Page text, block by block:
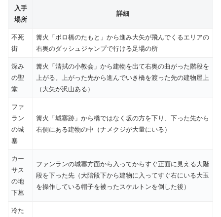
入手
場所
詳細
不死
街
篝火「ボロ橋のたもと」から進み大矢が飛んでくるエリアの
右奥のダッシュジャンプで行ける足場の所
深み
の聖
堂
篝火「清拭の小教会」から建物を出て右奥の曲がった階段を
上がる。上がった先から進んでいき橋を渡った先の建物屋上
（大矢が沢山ある）
ファ
ラン
の城
塞
篝火「城塞跡」から橋ではなく坂の方を下り、下った先から
右側にある建物の中（ナメクジが大量にいる）
カー
サス
の地
下墓
ファンランの城塞方面から入ってからすぐ正面に見える大階
段を下った先（大階段下から建物に入ってすぐ右にいる大玉
を操作している帽子を被ったスケルトンを倒した後）
冷た